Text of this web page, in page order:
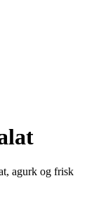
agurk og frisk